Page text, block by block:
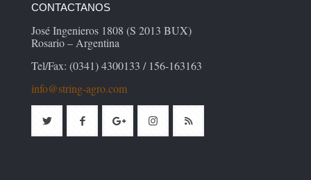
CONTACTANOS
José Ingenieros 1808 (S 2013 BUX)
Rosario – Argentina
Tel/Fax: (0341) 4300133 / 156-163163
info@string-agro.com